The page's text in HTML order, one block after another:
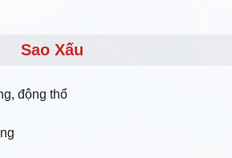
Sao Xấu
động thổ